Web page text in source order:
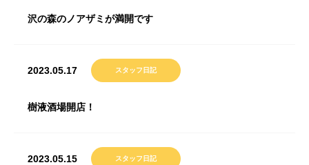
沢の森のノアザミが満開です
2023.05.17 スタッフ日記
樹液酒場開店！
2023.05.15 スタッフ日記